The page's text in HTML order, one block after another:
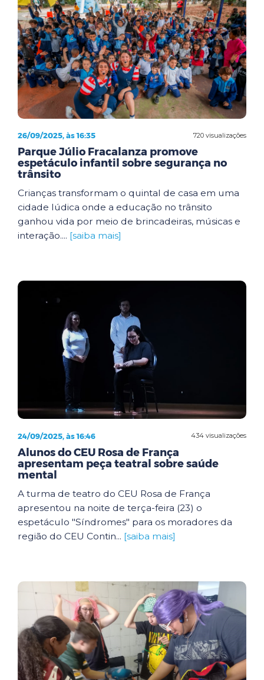
720 visualizações
26/09/2025, às 16:35
Parque Júlio Fracalanza promove
espetáculo infantil sobre segurança no
trânsito
Crianças transformam o quintal de casa em uma
cidade lúdica onde a educação no trânsito
ganhou vida por meio de brincadeiras, músicas e
interação.... [saiba mais]
434 visualizações
24/09/2025, às 16:46
Alunos do CEU Rosa de França
apresentam peça teatral sobre saúde
mental
A turma de teatro do CEU Rosa de França
apresentou na noite de terça-feira (23) o
espetáculo "Síndromes" para os moradores da
região do CEU Contin... [saiba mais]